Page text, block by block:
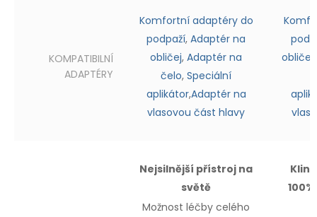
KOMPATIBILNÍ
ADAPTÉRY
Komfortní adaptéry do
podpaží, Adaptér na
obličej, Adaptér na
čelo, Speciální
aplikátor,Adaptér na
vlasovou část hlavy
obličej
Nejsilnější přístroj na
světě
Možnost léčby celého